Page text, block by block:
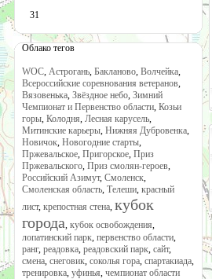
31
Облако тегов
WOC, Астрогань, Бакланово, Волчейка,
Всероссийские соревнования ветеранов,
Вязовенька, Звёздное небо, Зимний
Чемпионат и Первенство области, Козьи
горы, Колодня, Лесная карусель,
Митинские карьеры, Нижняя Дубровенка,
Новичок, Новогодние старты,
Пржевальское, Пригорское, Приз
Пржевальского, Приз смолян-героев,
Российский Азимут, Смоленск,
Смоленская область, Телеши, красный
лист, крепостная стена, кубок
города, кубок освобождения,
лопатинский парк, первенство области,
ранг, реадовка, реадовский парк, сайт,
смена, снеговик, соколья гора, спартакиада,
тренировка, уфинья, чемпионат области